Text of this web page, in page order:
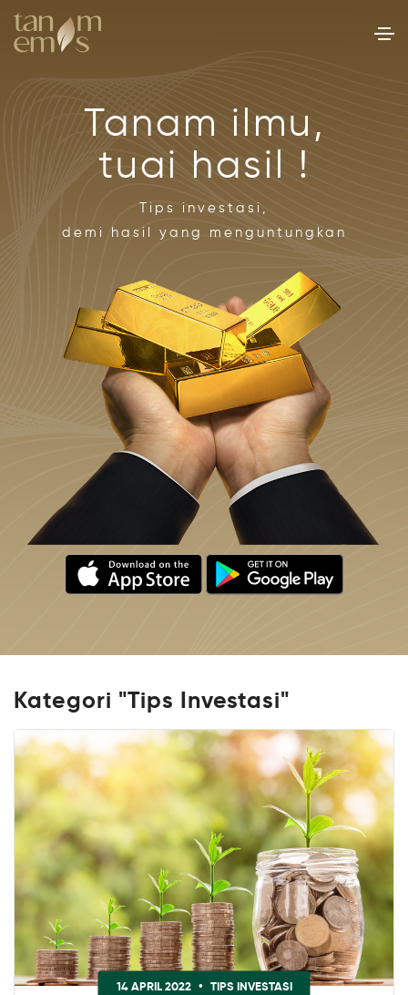
Tanam ilmu,
tuai hasil !
Tips investasi,
demi hasil yang menguntungkan
Kategori "Tips Investasi"
14 APRIL 2022 • TIPS INVESTASI